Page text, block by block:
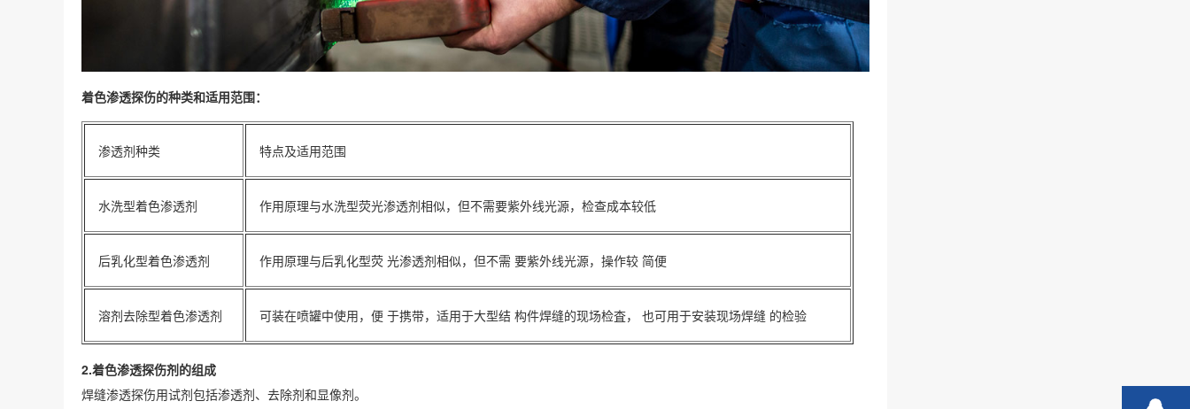
着色渗透探伤的种类和适用范围：
渗透剂种类 特点及适用范围
水洗型着色渗透剂 作用原理与水洗型荧光渗透剂相似，但不需要紫外线光源，检查成本较低
后乳化型着色渗透剂 作用原理与后乳化型荧 光渗透剂相似，但不需 要紫外线光源，操作较 简便
溶剂去除型着色渗透剂 可装在喷罐中使用，便 于携带，适用于大型结 构件焊缝的现场检査， 也可用于安装现场焊缝 的检验
2.着色渗透探伤剂的组成
焊缝渗透探伤用试剂包括渗透剂、去除剂和显像剂。